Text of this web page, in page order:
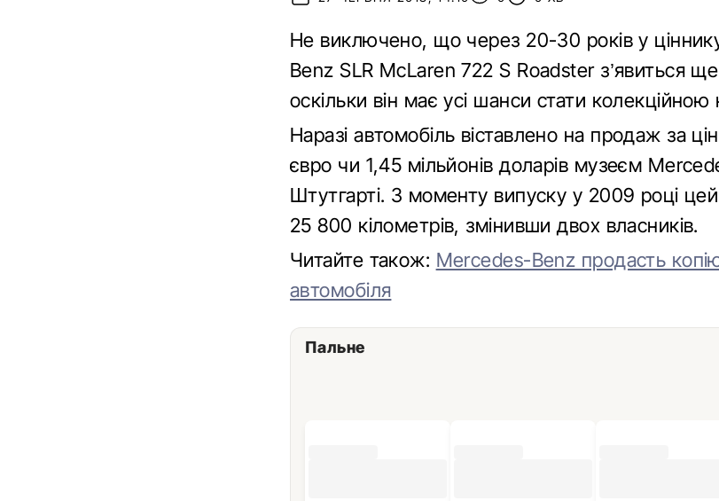
Не виключено, що через 20-30 років у
Benz SLR McLaren 722 S Roadster з’явиться
оскільки він має усі шанси стати
Наразі автомобіль віставлено на продаж за
євро чи 1,45 мільйонів доларів музеєм
Штутгарті. З моменту випуску у 2009 році цей
25 800 кілометрів, змінивши двох власників.
Читайте також: Mercedes-Benz продасть
автомобіля
Пальне